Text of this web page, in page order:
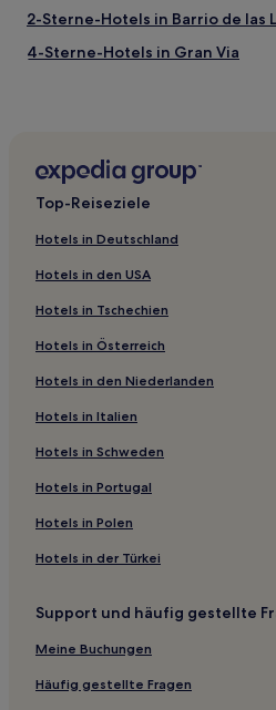
2-Sterne-Hotels in Barrio de las
4-Sterne-Hotels in Gran Via
Hotels nahe Metrostation Ventas
Hotels nahe Calle de la Princesa
Hotels nahe Metrostation
Hotels nahe Ermita de San Isidro
Hotels nahe Metrostation Bilbao
Hotels nahe Die Brunnen von
Hotels nahe Metrostation
Hotels nahe Metrostation Ríos
Moratalaz: Hotels
Hotels nahe Nationalmuseum
Hotels nahe Palacio de Santa Cruz
Hotels nahe Jorge Juan y
Hotels nahe Metrostation
Hotels nahe Parque Cerro del Tío
Usera: Hotels
Top-Reiseziele
Hotels in Deutschland
Hotels in den USA
Hotels in Tschechien
Hotels in Österreich
Hotels in den Niederlanden
Hotels in Italien
Hotels in Schweden
Hotels in Portugal
Hotels in Polen
Hotels in der Türkei
Support und häufig gestellte
Meine Buchungen
Häufig gestellte Fragen